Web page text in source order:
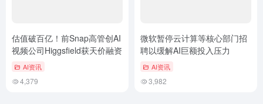
估值破百亿！前Snap高管创AI
视频公司Higgsfield获天价融资
AI资讯
4,379
微软暂停云计算等核心部门招
聘以缓解AI巨额投入压力
AI资讯
3,982